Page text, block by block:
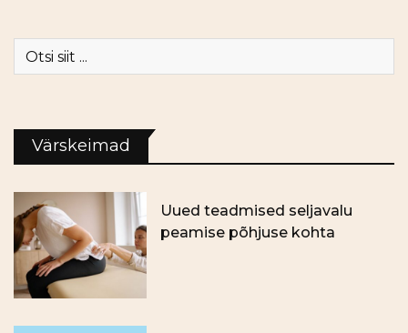
Värskeimad
Uued teadmised seljavalu
peamise põhjuse kohta